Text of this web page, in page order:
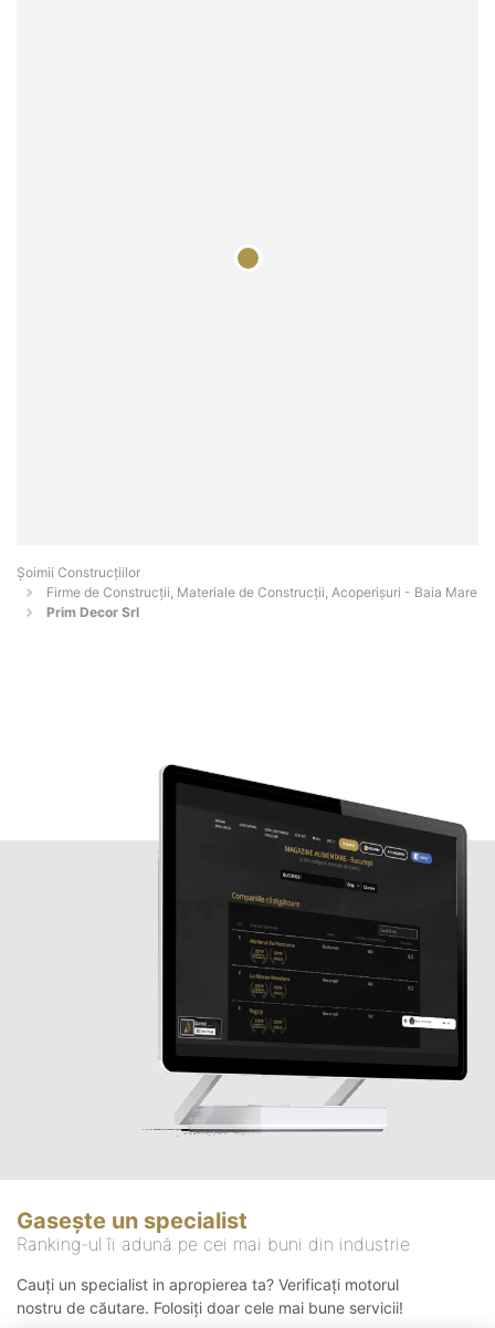
Șoimii Construcțiilor
Firme de Construcții, Materiale de Construcții, Acoperișuri - Baia Mare
Prim Decor Srl
Gasește un specialist
Ranking-ul îi adună pe cei mai buni din industrie
Cauți un specialist in apropierea ta? Verificați motorul
nostru de căutare. Folosiți doar cele mai bune servicii!